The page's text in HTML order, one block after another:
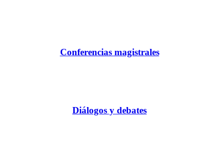
Conferencias magistrales
Diálogos y debates